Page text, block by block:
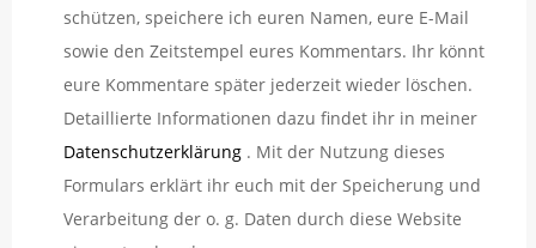
schützen, speichere ich euren Namen, eure E-Mail
sowie den Zeitstempel eures Kommentars. Ihr könnt
eure Kommentare später jederzeit wieder löschen.
Detaillierte Informationen dazu findet ihr in meiner
Datenschutzerklärung . Mit der Nutzung dieses
Formulars erklärt ihr euch mit der Speicherung und
Verarbeitung der o. g. Daten durch diese Website